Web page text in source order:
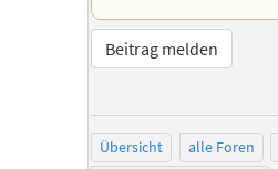
Beitrag melden
Übersicht alle Foren